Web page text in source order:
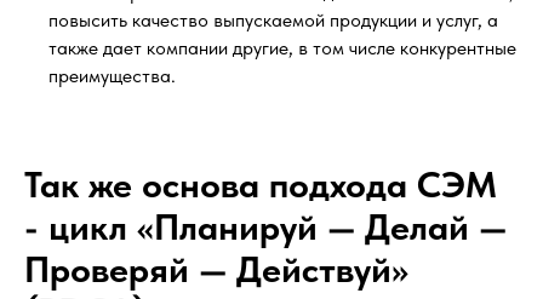
повысить качество выпускаемой продукции и услуг, а
также дает компании другие, в том числе конкурентные
преимущества.
Так же основа подхода СЭМ
- цикл «Планируй — Делай —
Проверяй — Действуй»